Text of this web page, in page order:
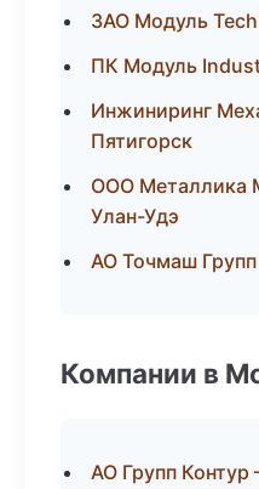
ЗАО Модуль
ПК Модуль
Инжиниринг
Пятигорск
ООО Металлика
Улан-Удэ
АО Точмаш
Компании в
АО Групп